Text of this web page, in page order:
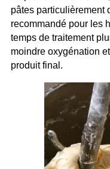
pâtes particulièrement
recommandé pour les
temps de traitement
moindre oxygénation
produit final.